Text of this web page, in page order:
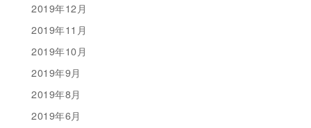
2019年12月
2019年11月
2019年10月
2019年9月
2019年8月
2019年6月